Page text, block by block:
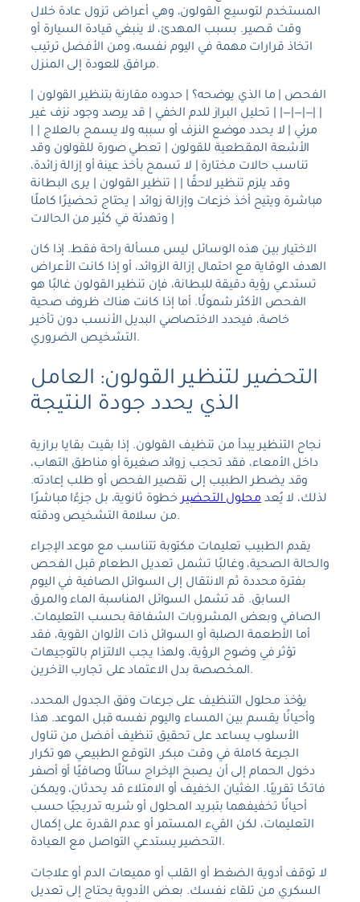
المستخدم لتوسيع القولون، وهي أعراض تزول عادة خلال
وقت قصير. بسبب المهدئ، لا ينبغي قيادة السيارة أو
اتخاذ قرارات مهمة في اليوم نفسه، ومن الأفضل ترتيب
مرافق للعودة إلى المنزل.
| |—|—|—| | تحليل البراز للدم الخفي | قد يرصد وجود نزف غير
مرئي | لا يحدد موضع النزف أو سببه ولا يسمح بالعلاج | |
الأشعة المقطعية للقولون | تعطي صورة للقولون وقد
تناسب حالات مختارة | لا تسمح بأخذ عينة أو إزالة زائدة،
وقد يلزم تنظير لاحقًا | | تنظير القولون | يرى البطانة
مباشرة ويتيح أخذ خزعات وإزالة زوائد | يحتاج تحضيرًا كاملًا
الاختيار بين هذه الوسائل ليس مسألة راحة فقط. إذا كان
الهدف الوقاية مع احتمال إزالة الزوائد، أو إذا كانت الأعراض
تستدعي رؤية دقيقة للبطانة، فإن تنظير القولون غالبًا هو
الفحص الأكثر شمولًا. أما إذا كانت هناك ظروف صحية
خاصة، فيحدد الاختصاصي البديل الأنسب دون تأخير
التشخيص الضروري.
التحضير لتنظير القولون: العامل
الذي يحدد جودة النتيجة
نجاح التنظير يبدأ من تنظيف القولون. إذا بقيت بقايا برازية
داخل الأمعاء، فقد تحجب زوائد صغيرة أو مناطق التهاب،
وقد يضطر الطبيب إلى تقصير الفحص أو طلب إعادته.
لذلك، لا يُعدمحلول التحضيرخطوة ثانوية، بل جزءًا مباشرًا
من سلامة التشخيص ودقته.
يقدم الطبيب تعليمات مكتوبة تتناسب مع موعد الإجراء
والحالة الصحية، وغالبًا تشمل تعديل الطعام قبل الفحص
بفترة محددة ثم الانتقال إلى السوائل الصافية في اليوم
السابق. قد تشمل السوائل المناسبة الماء والمرق
الصافي وبعض المشروبات الشفافة بحسب التعليمات.
أما الأطعمة الصلبة أو السوائل ذات الألوان القوية، فقد
تؤثر في وضوح الرؤية، ولهذا يجب الالتزام بالتوجيهات
المخصصة بدل الاعتماد على تجارب الآخرين.
يؤخذ محلول التنظيف على جرعات وفق الجدول المحدد،
وأحيانًا يقسم بين المساء واليوم نفسه قبل الموعد. هذا
الأسلوب يساعد على تحقيق تنظيف أفضل من تناول
الجرعة كاملة في وقت مبكر. التوقع الطبيعي هو تكرار
دخول الحمام إلى أن يصبح الإخراج سائلًا وصافيًا أو أصفر
فاتحًا تقريبًا. الغثيان الخفيف أو الامتلاء قد يحدثان، ويمكن
أحيانًا تخفيفهما بتبريد المحلول أو شربه تدريجيًا حسب
التعليمات، لكن القيء المستمر أو عدم القدرة على إكمال
التحضير يستدعي التواصل مع العيادة.
لا توقف أدوية الضغط أو القلب أو مميعات الدم أو علاجات
السكري من تلقاء نفسك. بعض الأدوية يحتاج إلى تعديل